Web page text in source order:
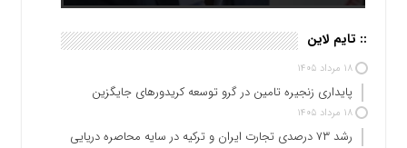
:: تایم لاین
۱۸ مرداد ۱۴۰۵
پایداری زنجیره تامین در گرو توسعه کریدورهای جایگزین
۱۸ مرداد ۱۴۰۵
رشد ۷۳ درصدی تجارت ایران و ترکیه در سایه محاصره دریایی